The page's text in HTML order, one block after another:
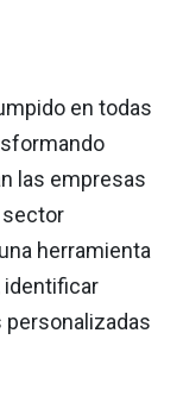
en todas
las empresas
sector
herramienta
identificar